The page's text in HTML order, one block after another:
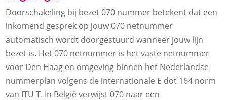
Doorschakeling bij bezet 070 nummer betekent dat een
inkomend gesprek op jouw 070 netnummer
automatisch wordt doorgestuurd wanneer jouw lijn
bezet is.​ Het 070 netnummer is het vaste netnummer
voor Den Haag en omgeving binnen het Nederlandse
nummerplan volgens de internationale E dot 164 norm
van ITU T.​ In België verwijst 070 naar een